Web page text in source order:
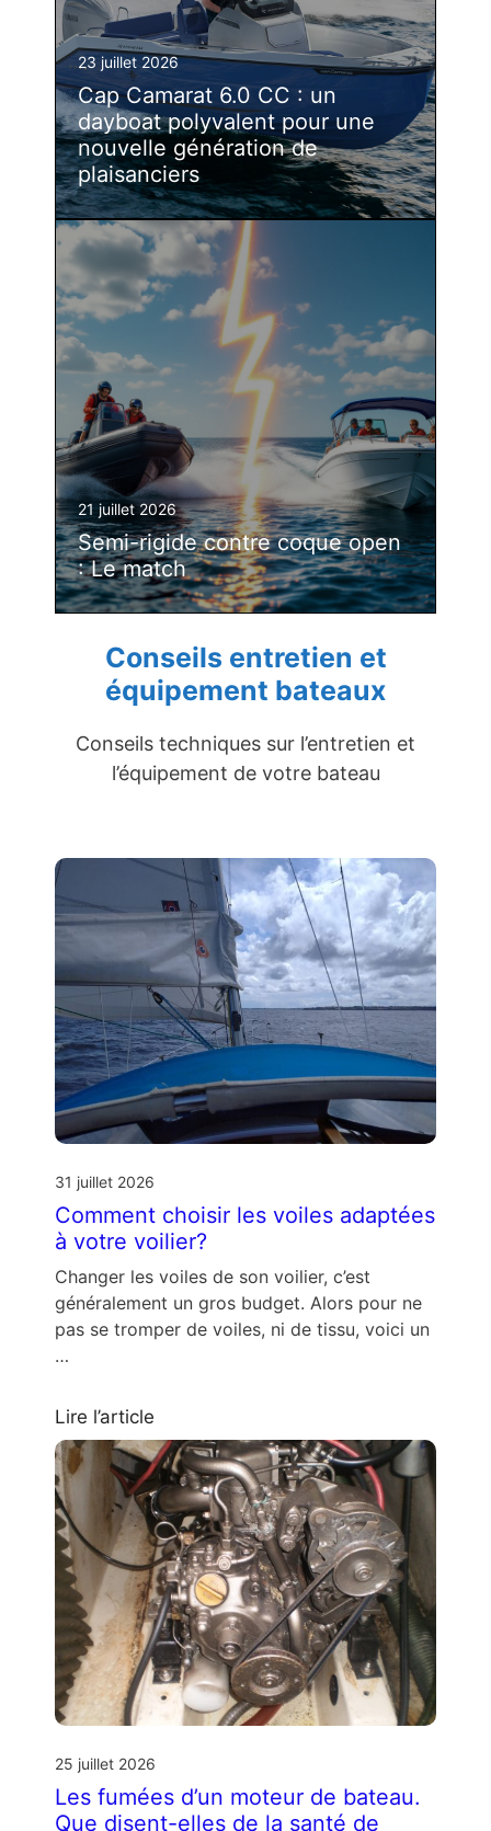
23 juillet 2026
Cap Camarat 6.0 CC : un
dayboat polyvalent pour une
nouvelle génération de
plaisanciers
21 juillet 2026
Semi-rigide contre coque open
: Le match
Conseils entretien et
équipement bateaux
Conseils techniques sur l’entretien et
l’équipement de votre bateau
31 juillet 2026
Comment choisir les voiles adaptées
à votre voilier?
Changer les voiles de son voilier, c’est
généralement un gros budget. Alors pour ne
pas se tromper de voiles, ni de tissu, voici un
…
Lire l’article
25 juillet 2026
Les fumées d’un moteur de bateau.
Que disent-elles de la santé de